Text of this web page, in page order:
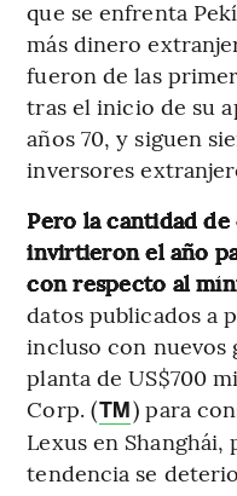
que se enfrenta
más dinero
fueron de las
tras el inicio de su
años 70, y siguen
inversores
Pero la cantidad
invirtieron el año
con respecto al
datos publicados a
incluso con nuevos
planta de US$700
Corp. (TM) para
Lexus en Shanghái,
tendencia se